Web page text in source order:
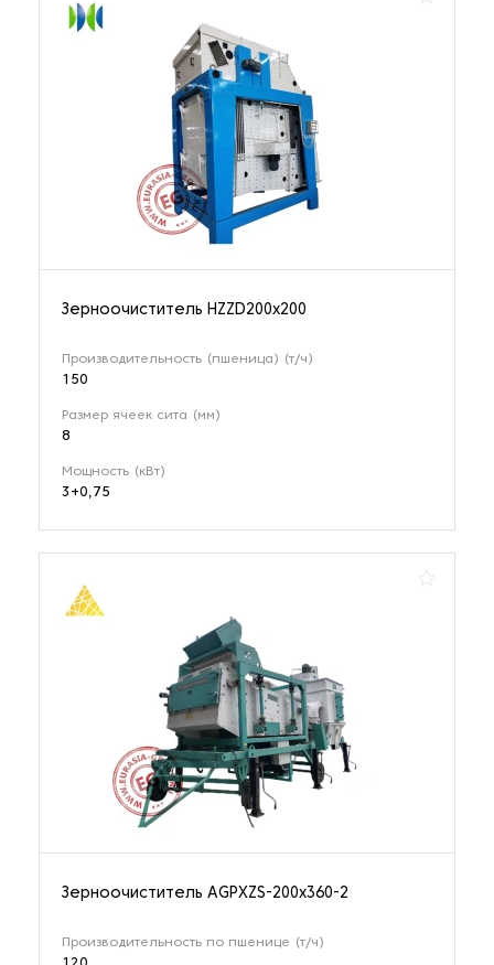
Зерноочиститель HZZD200х200
Производительность (пшеница) (т/ч)
150
Размер ячеек сита (мм)
8
Мощность (кВт)
3+0,75
Зерноочиститель AGPXZS-200х360-2
Производительность по пшенице (т/ч)